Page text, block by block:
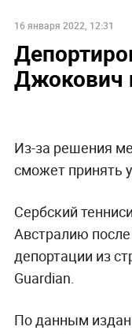
16 января 2022, 12:31
Джокович
Из-за решения
сможет принять
Сербский
Австралию
депортации из
Guardian.
По данным